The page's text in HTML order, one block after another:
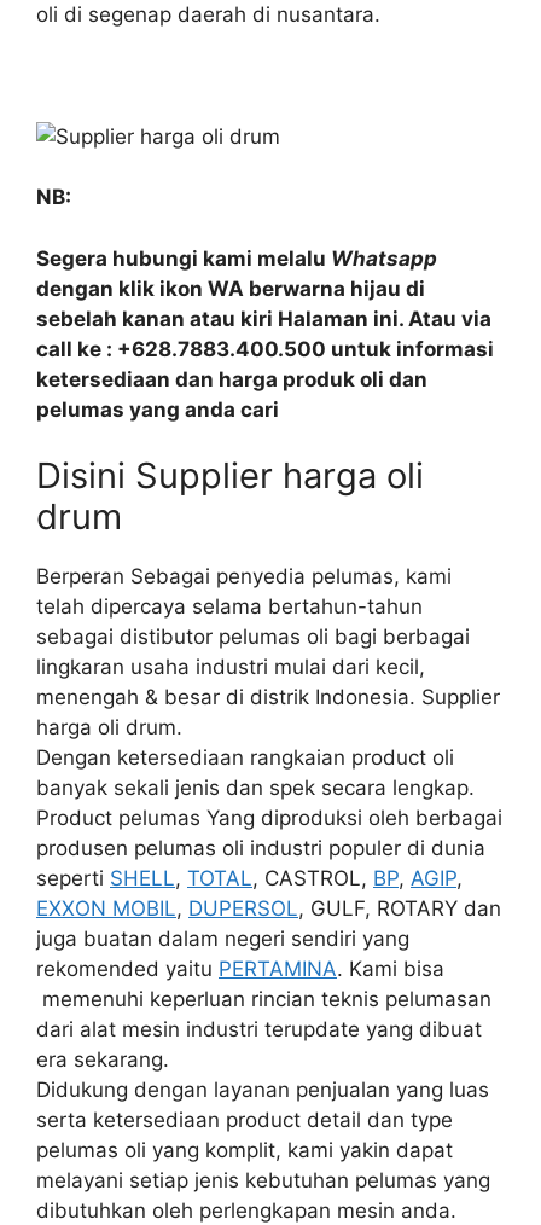
oli di segenap daerah di nusantara.
NB:
Segera hubungi kami melalu Whatsapp
dengan klik ikon WA berwarna hijau di
sebelah kanan atau kiri Halaman ini. Atau via
call ke : +628.7883.400.500 untuk informasi
ketersediaan dan harga produk oli dan
pelumas yang anda cari
Disini Supplier harga oli
drum
Berperan Sebagai penyedia pelumas, kami
telah dipercaya selama bertahun-tahun
sebagai distibutor pelumas oli bagi berbagai
lingkaran usaha industri mulai dari kecil,
menengah & besar di distrik Indonesia. Supplier
harga oli drum.
Dengan ketersediaan rangkaian product oli
banyak sekali jenis dan spek secara lengkap.
Product pelumas Yang diproduksi oleh berbagai
produsen pelumas oli industri populer di dunia
seperti SHELL, TOTAL, CASTROL, BP, AGIP,
EXXON MOBIL, DUPERSOL, GULF, ROTARY dan
juga buatan dalam negeri sendiri yang
rekomended yaitu PERTAMINA. Kami bisa
memenuhi keperluan rincian teknis pelumasan
dari alat mesin industri terupdate yang dibuat
era sekarang.
Didukung dengan layanan penjualan yang luas
serta ketersediaan product detail dan type
pelumas oli yang komplit, kami yakin dapat
melayani setiap jenis kebutuhan pelumas yang
dibutuhkan oleh perlengkapan mesin anda.